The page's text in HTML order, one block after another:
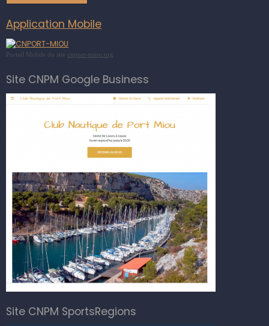
Application Mobile
Portail Mobile du site cnport-miou.org
Site CNPM Google Business
Site CNPM SportsRegions